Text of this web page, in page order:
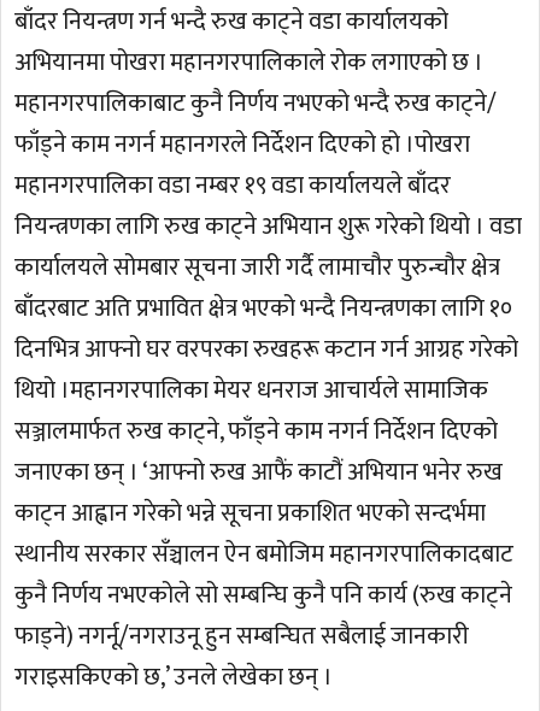
बाँदर नियन्त्रण गर्न भन्दै रुख काट्ने वडा कार्यालयको
अभियानमा पोखरा महानगरपालिकाले रोक लगाएको छ ।
महानगरपालिकाबाट कुनै निर्णय नभएको भन्दै रुख काट्ने/
फाँड्ने काम नगर्न महानगरले निर्देशन दिएको हो ।पोखरा
महानगरपालिका वडा नम्बर १९ वडा कार्यालयले बाँदर
नियन्त्रणका लागि रुख काट्ने अभियान शुरू गरेको थियो । वडा
कार्यालयले सोमबार सूचना जारी गर्दै लामाचौर पुरुन्चौर क्षेत्र
बाँदरबाट अति प्रभावित क्षेत्र भएको भन्दै नियन्त्रणका लागि १०
दिनभित्र आफ्नो घर वरपरका रुखहरू कटान गर्न आग्रह गरेको
थियो ।महानगरपालिका मेयर धनराज आचार्यले सामाजिक
सञ्जालमार्फत रुख काट्ने, फाँड्ने काम नगर्न निर्देशन दिएको
जनाएका छन् । ‘आफ्नो रुख आफैं काटौं अभियान भनेर रुख
काट्न आह्वान गरेको भन्ने सूचना प्रकाशित भएको सन्दर्भमा
स्थानीय सरकार सँञ्चालन ऐन बमोजिम महानगरपालिकादबाट
कुनै निर्णय नभएकोले सो सम्बन्घि कुनै पनि कार्य (रुख काट्ने
फाड्ने) नगर्नू/नगराउनू हुन सम्बन्घित सबैलाई जानकारी
गराइसकिएको छ,’ उनले लेखेका छन् ।